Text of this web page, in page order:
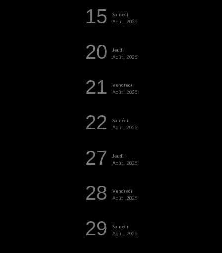
15
Samedi
Août, 2026
20
Jeudi
Août, 2026
21
Vendredi
Août, 2026
22
Samedi
Août, 2026
27
Jeudi
Août, 2026
28
Vendredi
Août, 2026
29
Samedi
Août, 2026